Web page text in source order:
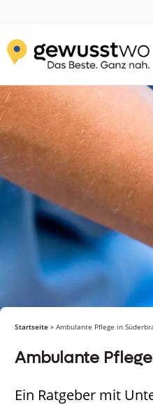
Startseite » Ambulante Pflege in
Ambulante
Ein Ratgeber mit